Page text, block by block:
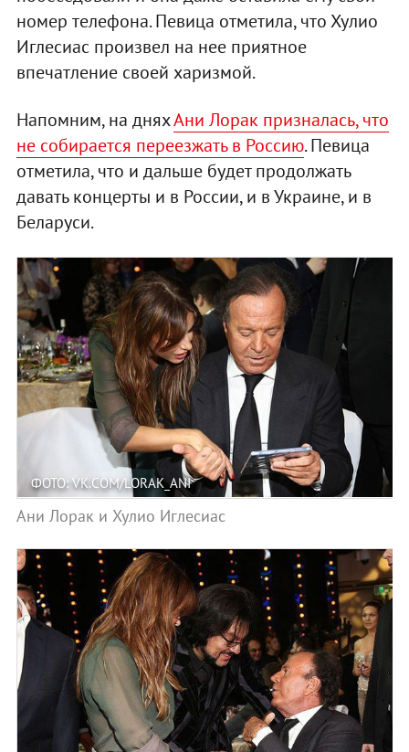
номер телефона. Певица отметила, что Хулио
Иглесиас произвел на нее приятное
впечатление своей харизмой.
Напомним, на дняхАни Лорак призналась, что
не собирается переезжать в Россию. Певица
отметила, что и дальше будет продолжать
давать концерты и в России, и в Украине, и в
Беларуси.
ФОТО: VK.COM/LORAK_ANI
Ани Лорак и Хулио Иглесиас